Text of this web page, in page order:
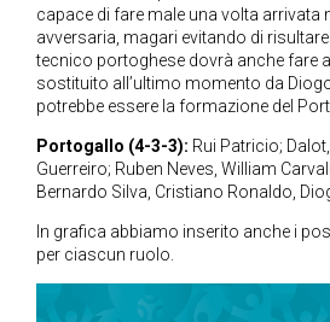
capace di fare male una volta arrivata
avversaria, magari evitando di risultare
tecnico portoghese dovrà anche fare
sostituito all’ultimo momento da
potrebbe essere la formazione del
Portogallo (4-3-3): Rui Patricio;
Guerreiro; Ruben Neves, William
Bernardo Silva, Cristiano Ronaldo,
In grafica abbiamo inserito anche i
per ciascun ruolo.